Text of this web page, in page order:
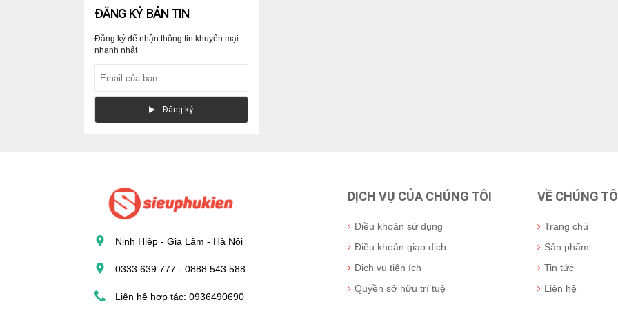
ĐĂNG KÝ BẢN TIN
Đăng ký để nhận thông tin khuyến mại
nhanh nhất
Ðăng ký
Ninh Hiệp - Gia Lâm - Hà Nội
0333.639.777 - 0888.543.588
Liên hệ hợp tác: 0936490690
DỊCH VỤ CỦA CHÚNG TÔI
Điều khoản sử dụng
Điều khoản giao dịch
Dịch vụ tiện ích
Quyền sở hữu trí tuệ
VỀ CHÚNG
Trang chủ
Sản phẩm
Tin tức
Liên hệ